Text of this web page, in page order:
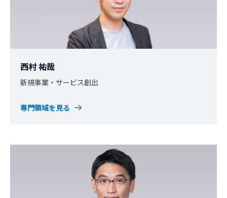
西村 祐哉
新規事業・サービス創出
専門領域を見る